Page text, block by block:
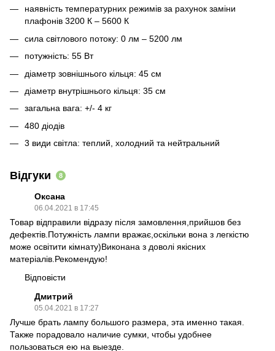
наявність температурних режимів за рахунок заміни
плафонів 3200 К – 5600 К
сила світлового потоку: 0 лм – 5200 лм
потужність: 55 Вт
діаметр зовнішнього кільця: 45 см
діаметр внутрішнього кільця: 35 см
загальна вага: +/- 4 кг
480 діодів
3 види світла: теплий, холодний та нейтральний
Відгуки 8
Оксана
06.04.2021 в 17:45
Товар відправили відразу після замовлення,прийшов без
дефектів.Потужність лампи вражає,оскільки вона з легкістю
може освітити кімнату)Виконана з доволі якісних
матеріалів.Рекомендую!
Відповісти
Дмитрий
05.04.2021 в 17:27
Лучше брать лампу большого размера, эта именно такая.
Также порадовало наличие сумки, чтобы удобнее
пользоваться ею на выезде.